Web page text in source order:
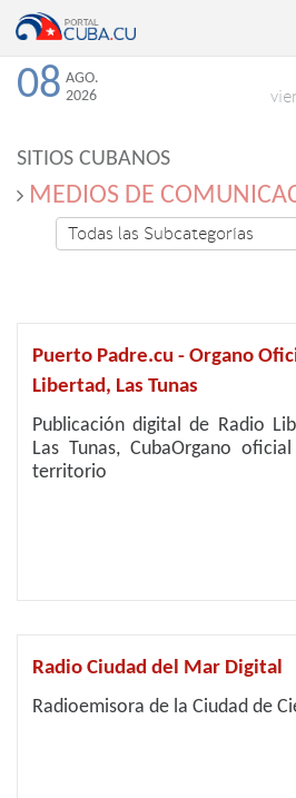
08 AGO.
2026
SITIOS CUBANOS
MEDIOS DE
Todas las Subcategorías
Puerto Padre.cu - Organo
Libertad, Las Tunas
Publicación digital de Radio
Las Tunas, CubaOrgano
territorio
Radio Ciudad del Mar Digital
Radioemisora de la Ciudad de